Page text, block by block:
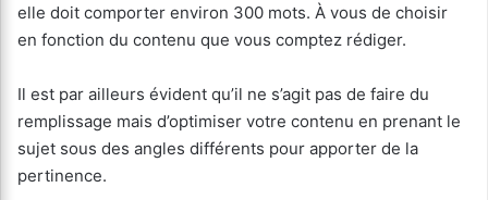
elle doit comporter environ 300 mots. À vous de choisir
en fonction du contenu que vous comptez rédiger.
Il est par ailleurs évident qu’il ne s’agit pas de faire du
remplissage mais d’optimiser votre contenu en prenant le
sujet sous des angles différents pour apporter de la
pertinence.